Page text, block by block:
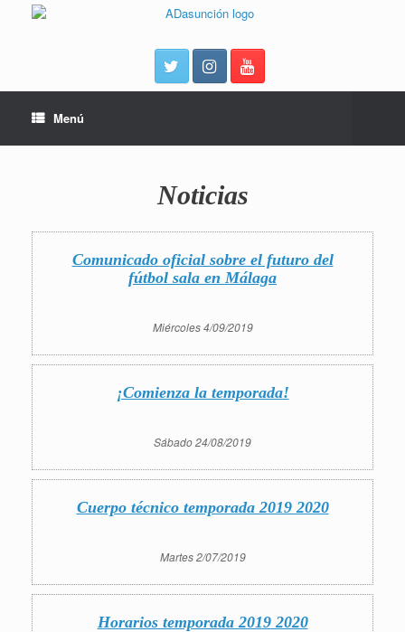
Menú
Noticias
Comunicado oficial sobre el futuro del
fútbol sala en Málaga
Miércoles 4/09/2019
¡Comienza la temporada!
Sábado 24/08/2019
Cuerpo técnico temporada 2019 2020
Martes 2/07/2019
Horarios temporada 2019 2020